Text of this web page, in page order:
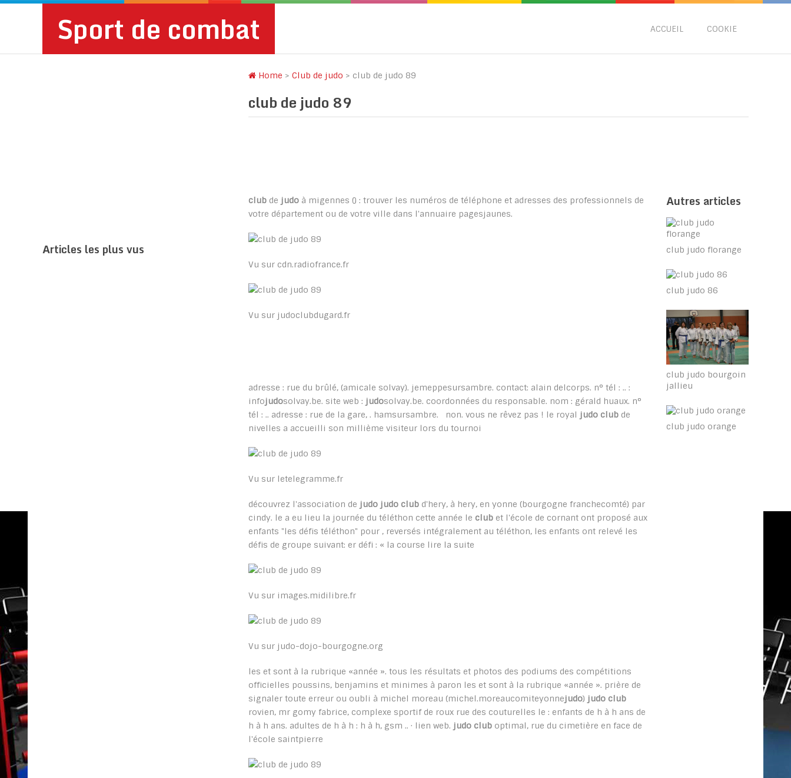
Sport de combat ACCUEIL COOKIE
Home >Club de judo > club de judo 89
club de judo 89
club de judo à migennes () : trouver les numéros de téléphone et adresses des professionnels de
votre département ou de votre ville dans l'annuaire pagesjaunes.
Vu sur cdn.radiofrance.fr
Vu sur judoclubdugard.fr
adresse : rue du brûlé, (amicale solvay). jemeppesursambre. contact: alain delcorps. n° tél : .. :
infojudosolvay.be. site web : judosolvay.be. coordonnées du responsable. nom : gérald huaux. n°
tél : .. adresse : rue de la gare, . hamsursambre. non. vous ne rêvez pas ! le royal judo club de
nivelles a accueilli son millième visiteur lors du tournoi
Vu sur letelegramme.fr
découvrez l'association de judo judo club d'hery, à hery, en yonne (bourgogne franchecomté) par
cindy. le a eu lieu la journée du téléthon cette année le club et l'école de cornant ont proposé aux
enfants "les défis téléthon" pour , reversés intégralement au téléthon, les enfants ont relevé les
défis de groupe suivant: er défi : « la course lire la suite
Vu sur images.midilibre.fr
Vu sur judo-dojo-bourgogne.org
les et sont à la rubrique «année ». tous les résultats et photos des podiums des compétitions
officielles poussins, benjamins et minimes à paron les et sont à la rubrique «année ». prière de
signaler toute erreur ou oubli à michel moreau (michel.moreaucomiteyonnejudo) judo club
rovien, mr gomy fabrice, complexe sportif de roux rue des couturelles le : enfants de h à h ans de
h à h ans. adultes de h à h : h à h, gsm .. · lien web. judo club optimal, rue du cimetière en face de
l'école saintpierre
Autres articles
club judo florange
club judo 86
club judo bourgoin
jallieu
club judo orange
Articles les plus vus